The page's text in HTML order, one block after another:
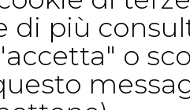
di più
o